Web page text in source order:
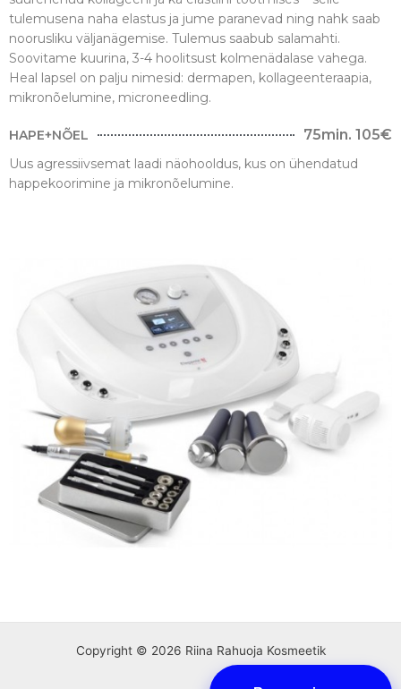
tulemusena naha elastus ja jume paranevad ning nahk saab
noorusliku väljanägemise. Tulemus saabub salamahti.
Soovitame kuurina, 3-4 hoolitsust kolmenädalase vahega.
Heal lapsel on palju nimesid: dermapen, kollageenteraapia,
mikronõelumine, microneedling.
HAPE+NÕEL 75min. 105€
Uus agressiivsemat laadi näohooldus, kus on ühendatud
happekoorimine ja mikronõelumine.
Copyright © 2026 Riina Rahuoja Kosmeetik